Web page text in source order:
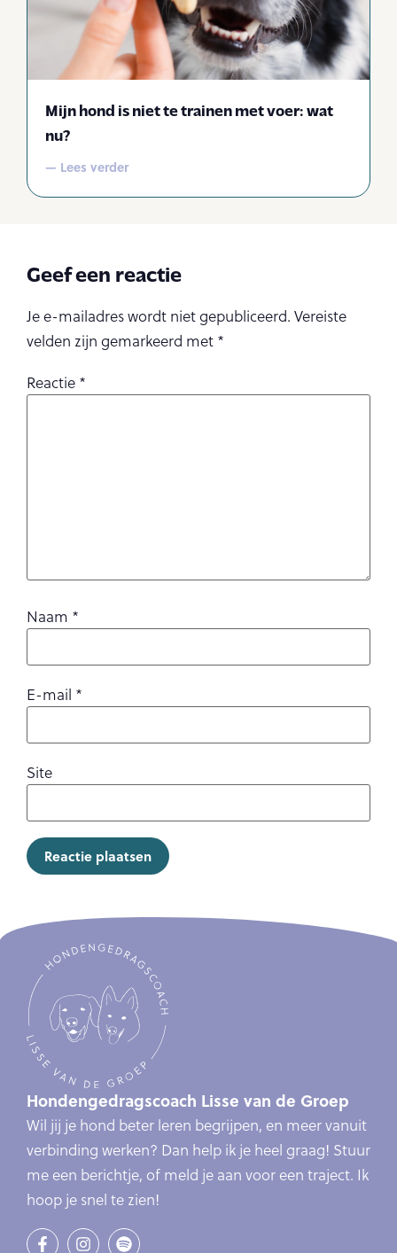
Mijn hond is niet te trainen met voer: wat
nu?
— Lees verder
Geef een reactie
Je e-mailadres wordt niet gepubliceerd. Vereiste
velden zijn gemarkeerd met *
Reactie *
Naam *
E-mail *
Site
Hondengedragscoach Lisse van de Groep
Wil jij je hond beter leren begrijpen, en meer vanuit
verbinding werken? Dan help ik je heel graag! Stuur
me een berichtje, of meld je aan voor een traject. Ik
hoop je snel te zien!